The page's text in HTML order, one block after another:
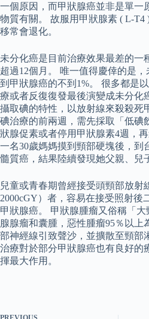
一個原因，而甲狀腺癌並非是單一
物質有關。 故服用甲狀腺素 ( L-T4
移常會退化。
未分化癌是目前治療效果最差的一
超過12個月。 唯一值得慶倖的是
到甲狀腺癌的不到1%。 很多都是
療或者反復復發最後演變成未分化
攝取碘的特性，以放射線來殺殺死
碘治療的前兩週，需先採取「低碘
狀腺促素或者停用甲狀腺素4週，
一名30歲媽媽摸到頸部硬塊後，到
髓質癌，結果陸續發現她父親、兒
兒童或青春期曾經接受頭頸部放射
2000cGY）者，容易在接受照射後
甲狀腺癌。 甲狀腺腫瘤又俗稱「
腺腺瘤和囊腫，惡性腫瘤95％以上
部神經線引致聲沙，並擴散至頸部
治療對於部分甲狀腺癌也有良好的
揮最大作用。